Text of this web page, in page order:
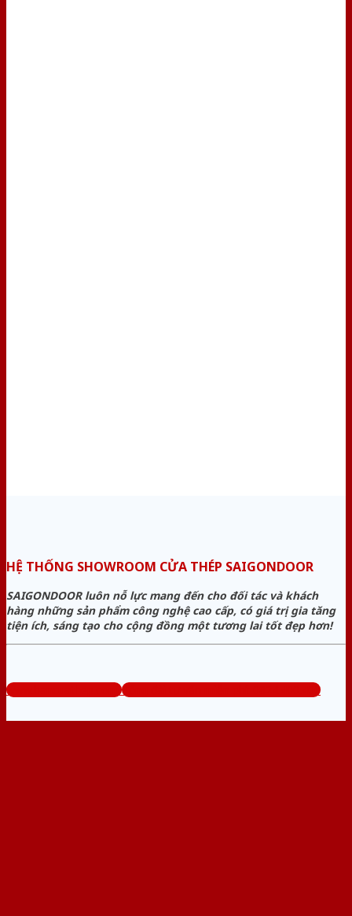
HỆ THỐNG SHOWROOM CỬA THÉP SAIGONDOOR
SAIGONDOOR luôn nỗ lực mang đến cho đối tác và khách
hàng những sản phẩm công nghệ cao cấp, có giá trị gia tăng
tiện ích, sáng tạo cho cộng đồng một tương lai tốt đẹp hơn!
www.bancuathep.com Tổng đài tư vấn miễn phí: 0824.400.400